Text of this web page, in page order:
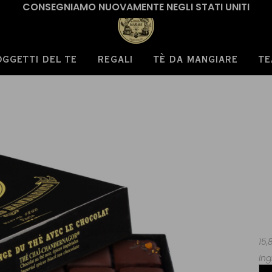
CONSEGNIAMO NUOVAMENTE NEGLI STATI UNITI
DEL TE REGALI TÈ DA MANGIARE